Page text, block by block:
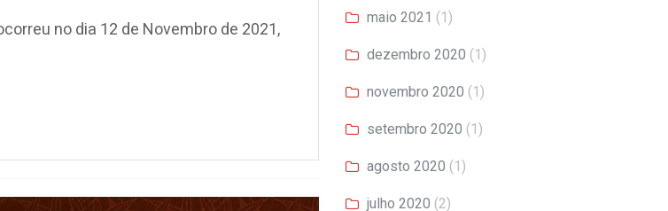
no dia 12 de Novembro de 2021,
maio 2021 (1)
dezembro 2020 (1)
novembro 2020 (1)
setembro 2020 (1)
agosto 2020 (1)
julho 2020 (2)